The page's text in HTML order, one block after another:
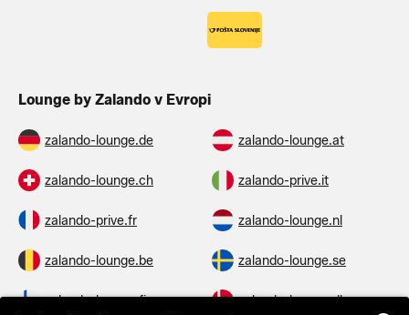
Lounge by Zalando v Evropi
zalando-lounge.de zalando-lounge.at
zalando-lounge.ch zalando-prive.it
zalando-prive.fr zalando-lounge.nl
zalando-lounge.be zalando-lounge.se
zalando-lounge.fi zalando-lounge.dk